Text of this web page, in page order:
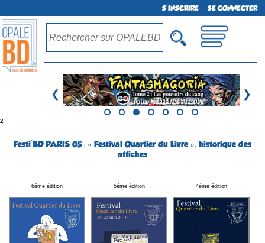
S'INSCRIRE SE CONNECTER
❮ ❯
²
Festi'BD PARIS 05 : « Festival Quartier du Livre », historique des
affiches
6éme édition 5éme édition 4éme édition